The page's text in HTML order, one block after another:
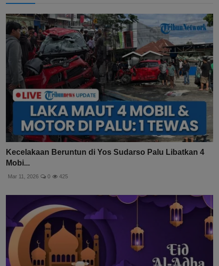
Kecelakaan Beruntun di Yos Sudarso Palu Libatkan 4
Mobi...
Mar 11, 2026 0 425